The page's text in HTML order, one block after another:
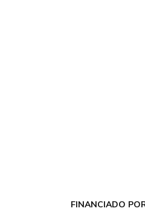
FINANCIADO